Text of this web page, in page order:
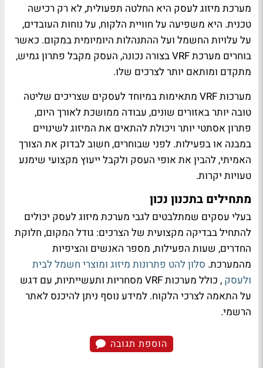
מערכת מיזוג לעסק היא החלטה תפעולית, לא רק רכישה
טכנית. היא משפיעה על חוויית הלקוח, על נוחות העובדים,
על עלויות החשמל ועל ההתנהלות היומיומית במקום. כאשר
בוחרים מערכת VRF בצורה נכונה, העסק מקבל פתרון גמיש,
מתקדם ומותאם יותר לצרכים שלו.
מערכות VRF מתאימות במיוחד לעסקים שצריכים שליטה
טובה יותר באזורים שונים, עבודה ממושכת לאורך היום,
פתרון אסתטי יותר ויכולת להתאים את המיזוג לשינויים
במבנה או בפעילות. לפני שבוחרים, חשוב לבדוק את הצורך
האמיתי, להבין את אופי העסק ולקבל ייעוץ מקצועי שימנע
טעויות יקרות.
מתחילים בתכנון נכון
בעלי עסקים שמתלבטים לגבי מערכת מיזוג לעסק יכולים
להתחיל בבדיקה מקצועית של הצרכים: גודל המקום, חלוקת
החדרים, שעות הפעילות, מספר האנשים והציפיות
מהמערכת. סלון להט פתרונות מיזוג ומוצרי חשמל לבית
ולעסק
, כולל מערכות VRF מסחריות ותעשייתיות, עם דגש
על התאמה לצרכי הלקוח. למידע נוסף ניתן להיכנס לאתר
הרשמי.
הוספת תגובה